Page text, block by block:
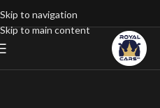
Skip to navigation
Skip to main content
Пикап